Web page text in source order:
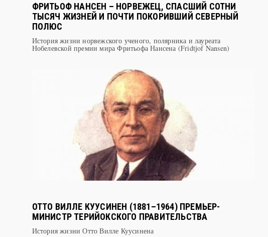
ФРИТЬОФ НАНСЕН – НОРВЕЖЕЦ, СПАСШИЙ СОТНИ
ТЫСЯЧ ЖИЗНЕЙ И ПОЧТИ ПОКОРИВШИЙ СЕВЕРНЫЙ
ПОЛЮС
История жизни норвежского ученого, полярника и лауреата
Нобелевской премии мира Фритьофа Нансена (Fridtjof Nansen)
ОТТО ВИЛЛЕ КУУСИНЕН (1881–1964) ПРЕМЬЕР-
МИНИСТР ТЕРИЙОКСКОГО ПРАВИТЕЛЬСТВА
История жизни Отто Вилле Куусинена